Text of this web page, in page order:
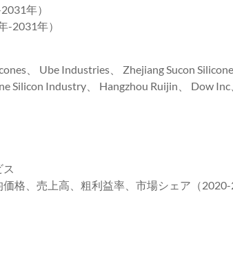
年）
-2031年）
、 Ube Industries、 Zhejiang Sucon Silicone
Silicon Industry、 Hangzhou Ruijin、 Dow Inc
格、売上高、粗利益率、市場シェア（2020-